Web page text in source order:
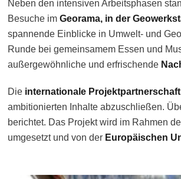
Neben den intensiven Arbeitsphasen
Besuche im Georama, in der
spannende Einblicke in Umwelt- und
Runde bei gemeinsamem Essen und
außergewöhnliche und erfrischende
Die internationale Projektpartnerschaft
ambitionierten Inhalte abzuschließen.
berichtet. Das Projekt wird im Rahmen
umgesetzt und von der Europäischen